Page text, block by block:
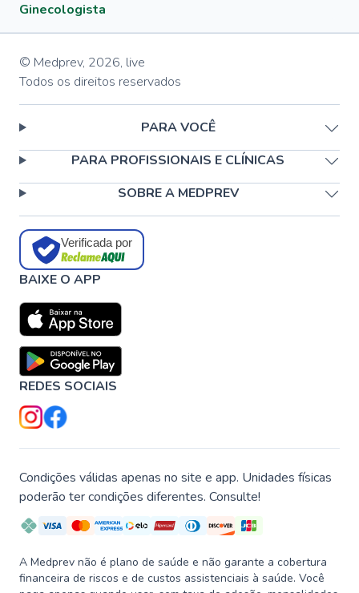
Ginecologista
© Medprev, 2026, live
Todos os direitos reservados
PARA VOCÊ
PARA PROFISSIONAIS E CLÍNICAS
SOBRE A MEDPREV
Verificada por
BAIXE O APP
REDES SOCIAIS
Condições válidas apenas no site e app. Unidades físicas
poderão ter condições diferentes. Consulte!
A Medprev não é plano de saúde e não garante a cobertura
financeira de riscos e de custos assistenciais à saúde. Você